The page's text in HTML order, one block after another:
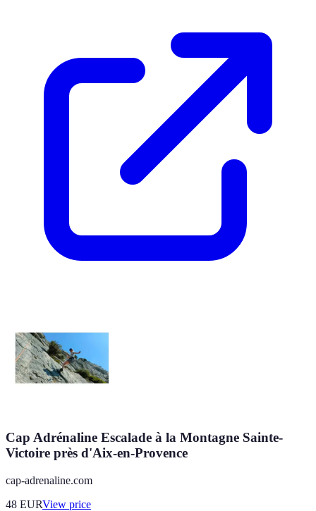
Cap Adrénaline Escalade à la Montagne Sainte-
Victoire près d'Aix-en-Provence
cap-adrenaline.com
48 EURView price